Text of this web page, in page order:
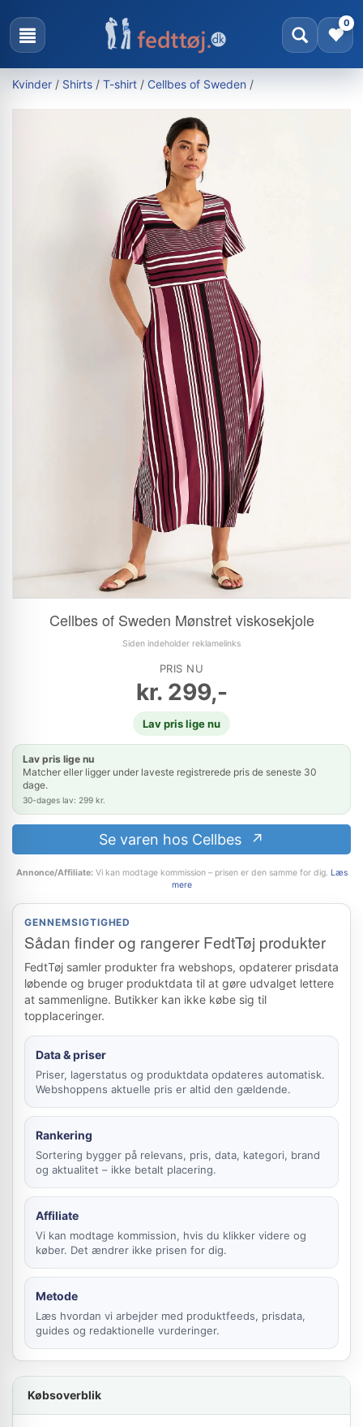
0
Kvinder / Shirts / T-shirt / Cellbes of Sweden /
Cellbes of Sweden Mønstret viskosekjole
Siden indeholder reklamelinks
PRIS NU
kr.299,-
Lav pris lige nu
Lav pris lige nu
Matcher eller ligger under laveste registrerede pris de seneste 30
dage.
30-dages lav: 299 kr.
Se varen hos Cellbes
Annonce/Affiliate:Vi kan modtage kommission – prisen er den samme for dig. Læs
mere
GENNEMSIGTIGHED
Sådan finder og rangerer FedtTøj produkter
FedtTøj samler produkter fra webshops, opdaterer prisdata
løbende og bruger produktdata til at gøre udvalget lettere
at sammenligne. Butikker kan ikke købe sig til
topplaceringer.
Data & priser
Priser, lagerstatus og produktdata opdateres automatisk.
Webshoppens aktuelle pris er altid den gældende.
Rankering
Sortering bygger på relevans, pris, data, kategori, brand
og aktualitet – ikke betalt placering.
Affiliate
Vi kan modtage kommission, hvis du klikker videre og
køber. Det ændrer ikke prisen for dig.
Metode
Læs hvordan vi arbejder med produktfeeds, prisdata,
guides og redaktionelle vurderinger.
Købsoverblik